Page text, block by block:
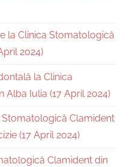
la Clinica Stomatologică
2024)
la Clinica
Iulia (17 April 2024)
Stomatologică Clamident
(17 April 2024)
Clamident din